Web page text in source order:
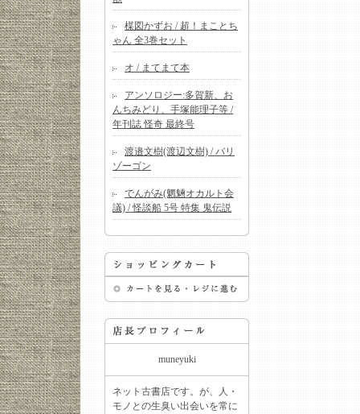
楳図かずお / 超！まことち
ゃん 全3巻セット
オ / まてまて本
アンソロジー:多賀新、お
んちみどり、手塚能理子等 /
年刊誌 怪奇 最終号
渡邉文樹(渡辺文樹) / バリ
ゾーゴン
でんがみ(魍魎オカルト会
議) / 怪談船 5号 特集 鬼伝説
muneyuki
ネット古書店です。が、人・
モノとの生臭い出会いを常に